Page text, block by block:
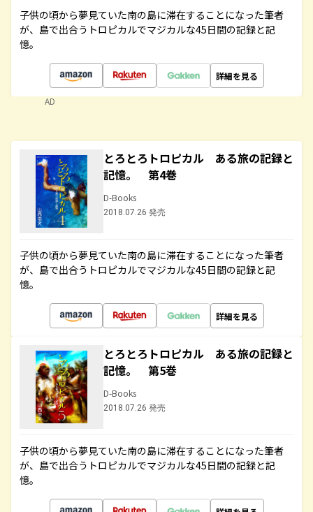
子供の頃から夢見ていた南の島に滞在することになった筆者
が、島で出合うトロピカルでマジカルな45日間の記録と記
憶。
詳細を見る
AD
とろとろトロピカル ある旅の記録と
記憶。 第4巻
D-Books
2018.07.26 発売
子供の頃から夢見ていた南の島に滞在することになった筆者
が、島で出合うトロピカルでマジカルな45日間の記録と記
憶。
詳細を見る
とろとろトロピカル ある旅の記録と
記憶。 第5巻
D-Books
2018.07.26 発売
子供の頃から夢見ていた南の島に滞在することになった筆者
が、島で出合うトロピカルでマジカルな45日間の記録と記
憶。